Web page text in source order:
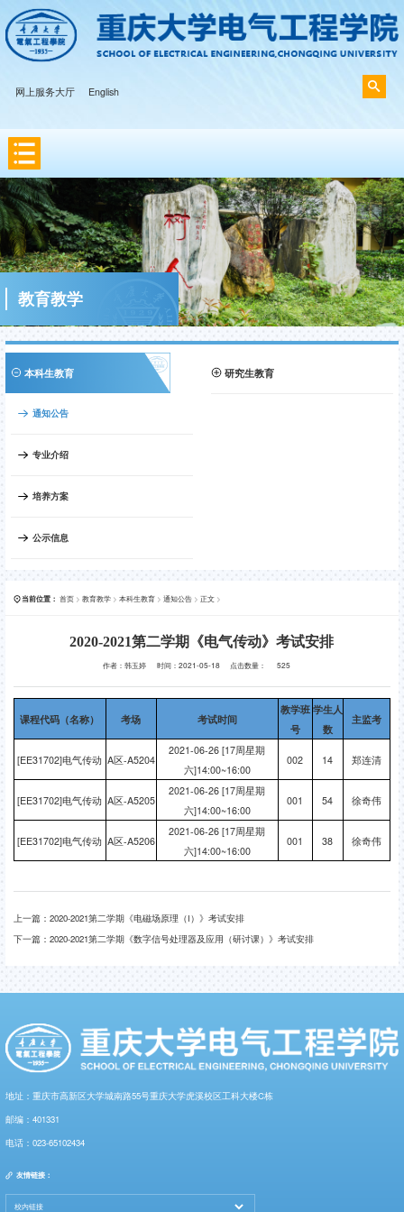
网上服务大厅 English
教育教学
本科生教育
通知公告
专业介绍
培养方案
公示信息
研究生教育
当前位置： 首页 > 教育教学 > 本科生教育 > 通知公告 > 正文 >
2020-2021第二学期《电气传动》考试安排
作者：韩玉婷 时间：2021-05-18 点击数量： 525
课程代码（名称） 考场 考试时间
教学班
号
学生人
数
主监考
[EE31702]电气传动 A区-A5204
2021-06-26 [17周星期
六]14:00~16:00
002 14 郑连清
[EE31702]电气传动 A区-A5205
2021-06-26 [17周星期
六]14:00~16:00
001 54 徐奇伟
[EE31702]电气传动 A区-A5206
2021-06-26 [17周星期
六]14:00~16:00
001 38 徐奇伟
上一篇： 2020-2021第二学期《电磁场原理（I）》考试安排
下一篇： 2020-2021第二学期《数字信号处理器及应用（研讨课）》考试安排
地址：重庆市高新区大学城南路55号重庆大学虎溪校区工科大楼C栋
邮编：401331
电话：023-65102434
友情链接：